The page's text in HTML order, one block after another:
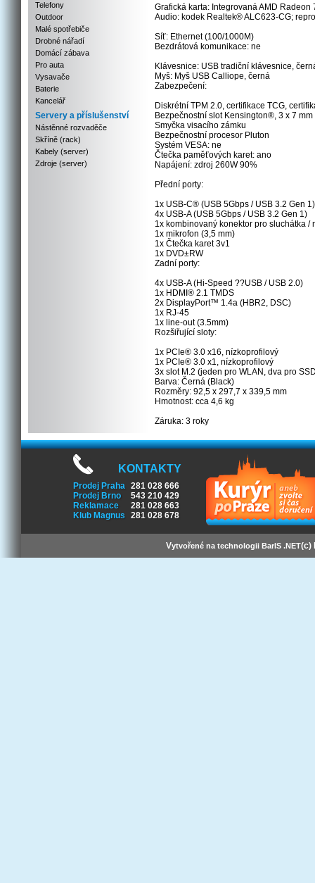
Telefony
Outdoor
Malé spotřebiče
Drobné nářadí
Domácí zábava
Pro auta
Vysavače
Baterie
Kancelář
Servery a příslušenství
Nástěnné rozvaděče
Skříně (rack)
Kabely (server)
Zdroje (server)
Grafická karta: Integrovaná AMD Radeon
Audio: kodek Realtek® ALC623-CG;
Síť: Ethernet (100/1000M)
Bezdrátová komunikace: ne
Klávesnice: USB tradiční klávesnice,
Myš: Myš USB Calliope, černá
Zabezpečení:
Diskrétní TPM 2.0, certifikace TCG,
Bezpečnostní slot Kensington®, 3 x 7 mm
Smyčka visacího zámku
Bezpečnostní procesor Pluton
Systém VESA: ne
Čtečka paměťových karet: ano
Napájení: zdroj 260W 90%
Přední porty:
1x USB-C® (USB 5Gbps / USB 3.2 Gen
4x USB-A (USB 5Gbps / USB 3.2 Gen 1)
1x kombinovaný konektor pro sluchátka /
1x mikrofon (3,5 mm)
1x Čtečka karet 3v1
1x DVD±RW
Zadní porty:
4x USB-A (Hi-Speed ??USB / USB 2.0)
1x HDMI® 2.1 TMDS
2x DisplayPort™ 1.4a (HBR2, DSC)
1x RJ-45
1x line-out (3.5mm)
Rozšiřující sloty:
1x PCIe® 3.0 x16, nízkoprofilový
1x PCIe® 3.0 x1, nízkoprofilový
3x slot M.2 (jeden pro WLAN, dva pro
Barva: Černá (Black)
Rozměry: 92,5 x 297,7 x 339,5 mm
Hmotnost: cca 4,6 kg
Záruka: 3 roky
KONTAKTY
Prodej Praha 281 028 666
Prodej Brno
543 210 429
Reklamace
281 028 663
Klub Magnus
281 028 678
Vytvořené na technologii BarIS .NET(c)